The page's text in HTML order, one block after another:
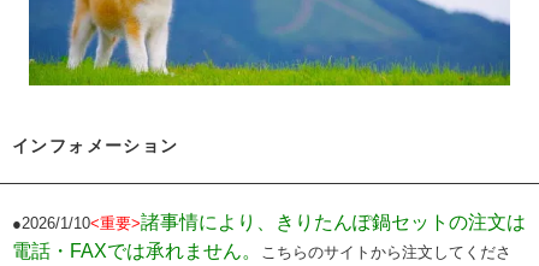
インフォメーション
●2026/1/10<重要>諸事情により、きりたんぽ鍋セットの注文は
電話・FAXでは承れません。
こちらのサイトから注文してくださ